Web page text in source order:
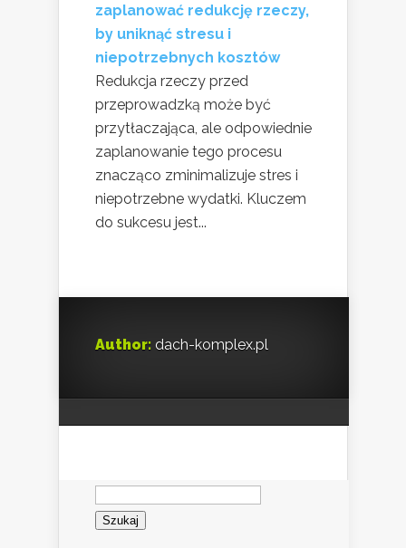
zaplanować redukcję rzeczy,
by uniknąć stresu i
niepotrzebnych kosztów
Redukcja rzeczy przed
przeprowadzką może być
przytłaczająca, ale odpowiednie
zaplanowanie tego procesu
znacząco zminimalizuje stres i
niepotrzebne wydatki. Kluczem
do sukcesu jest...
Author: dach-komplex.pl
Szukaj: